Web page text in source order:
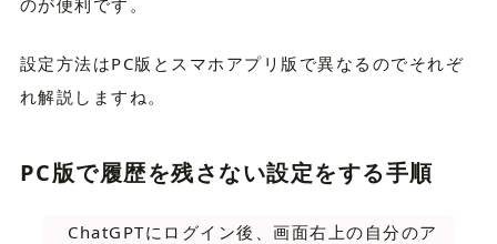
のが便利です。
設定方法はPC版とスマホアプリ版で異なるのでそれぞ
れ解説しますね。
PC版で履歴を残さない設定をする手順
ChatGPTにログイン後、画面右上の自分のア